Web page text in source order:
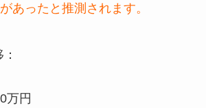
あったと推測されます。
万円